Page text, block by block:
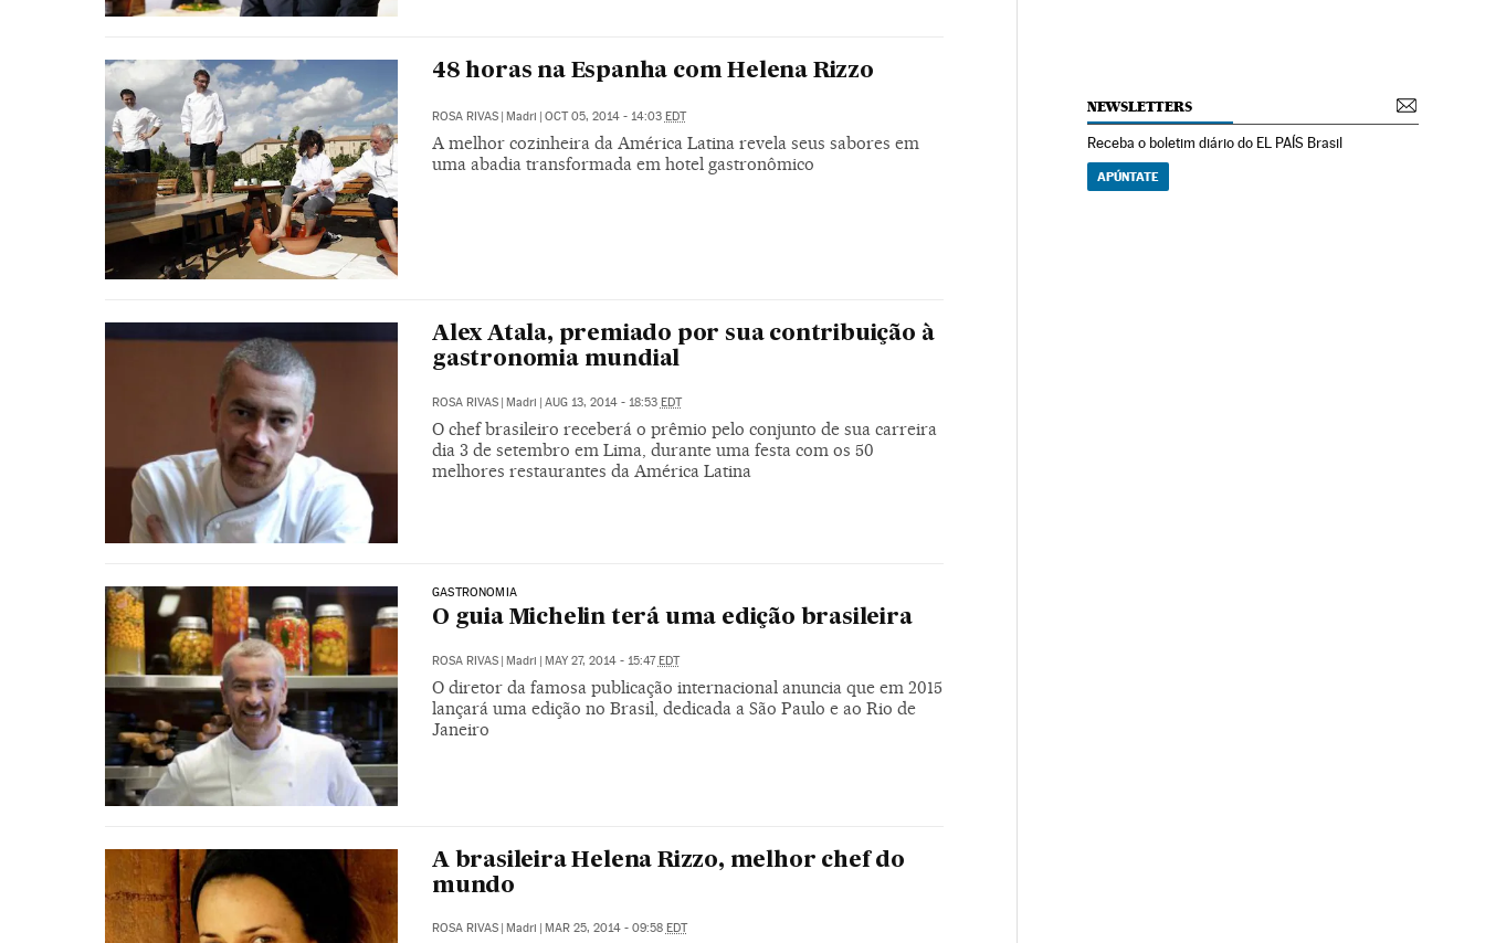
48 horas na Espanha com Helena Rizzo
ROSA RIVAS | Madri | OCT 05, 2014 - 14:03 EDT
A melhor cozinheira da América Latina revela seus sabores em
uma abadia transformada em hotel gastronômico
Alex Atala, premiado por sua contribuição à
gastronomia mundial
ROSA RIVAS Madri AUG 13, 2014 - 18:53 EDT
O chef brasileiro receberá o prêmio pelo conjunto de sua carreira
dia 3 de setembro em Lima, durante uma festa com os 50
melhores restaurantes da América Latina
GASTRONOMIA
O guia Michelin terá uma edição brasileira
ROSA RIVAS | Madri | MAY 27, 2014 - 15:47EDT
O diretor da famosa publicação internacional anuncia que em 2015
lançará uma edição no Brasil, dedicada a São Paulo e ao Rio de
Janeiro
A brasileira Helena Rizzo, melhor chef do
mundo
ROSA RIVAS Madri MAR 25, 2014 - 09:58 EDT
NEWSLETTERS
Receba o boletim diário do EL PAÍS Brasil
APÚNTATE